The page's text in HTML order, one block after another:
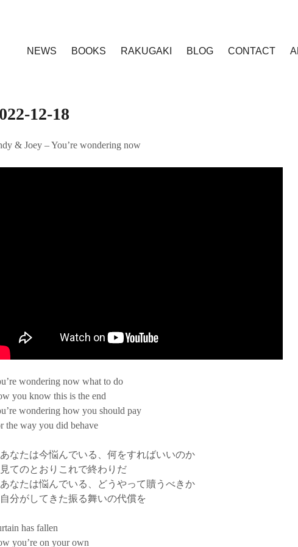
NEWS BOOKS RAKUGAKI BLOG CONTACT
12-18
& Joey – You’re wondering now
wondering now what to do
you know this is the end
wondering how you should pay
the way you did behave
あなたは今悩んでいる、何をすればいいのか
見てのとおりこれで終わりだ
あなたは悩んでいる、どうやって贖うべきか
自分がしてきた振る舞いの代償を
has fallen
you’re on your own